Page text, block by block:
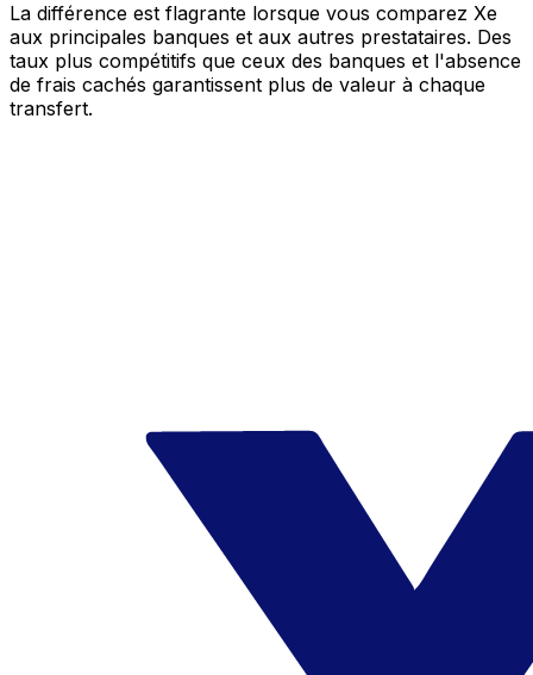
La différence est flagrante lorsque vous comparez Xe
aux principales banques et aux autres prestataires. Des
taux plus compétitifs que ceux des banques et l'absence
de frais cachés garantissent plus de valeur à chaque
transfert.